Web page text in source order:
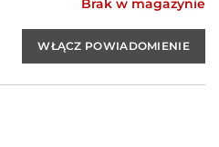
Brak w magazynie